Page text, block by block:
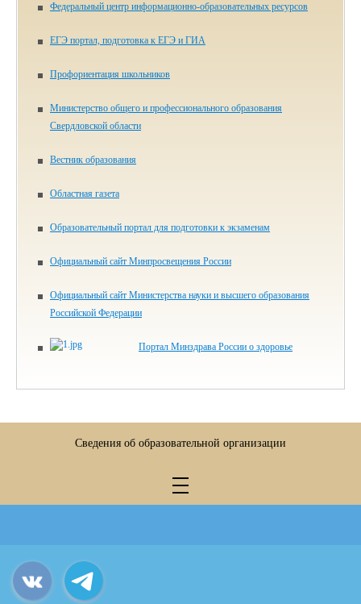
Федеральный центр информационно-образовательных ресурсов
ЕГЭ портал, подготовка к ЕГЭ и ГИА
Профориентация школьников
Министерство общего и профессионального образования
Свердловской области
Вестник образования
Областная газета
Образовательный портал для подготовки к экзаменам
Официальный сайт Минпросвещения России
Официальный сайт Министерства науки и высшего образования
Российской Федерации
Портал Минздрава России о здоровье
Сведения об образовательной организации